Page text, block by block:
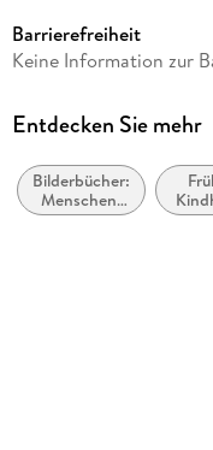
Altersempfehlung
Reihe
Autor/Autorin
Jörg Hilbert, Felix
Barrierefreiheit
Keine Information zur
Entdecken Sie mehr
Bilderbücher:
Menschen,
Figuren,